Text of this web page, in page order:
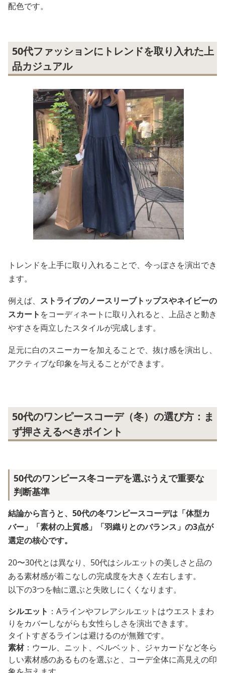
配色です。
50代ファッションにトレンドを取り入れた上
品カジュアル
トレンドを上手に取り入れることで、今っぽさを演出でき
ます。
例えば、 ストライプのノースリーブトップスやネイビーの
スカート をコーディネートに取り入れると、上品さと動き
やすさを両立したスタイルが完成します。
足元に白のスニーカーを加えることで、抜け感を演出し、
アクティブな印象を与えることができます。
50代のワンピースコーデ（冬）の選び方：ま
ず押さえるべきポイント
50代のワンピース冬コーデを選ぶうえで重要な
判断基準
結論から言うと、50代の冬ワンピースコーデは「体型カ
バー」「素材の上質感」「羽織りとのバランス」の3点が
選定の核心です。
20〜30代とは異なり、50代はシルエットの美しさと品の
ある素材感が着こなしの完成度を大きく左右します。
以下の3つを軸に選ぶと失敗しにくくなります。
シルエット ：Aラインやフレアシルエットはウエストまわ
りをカバーしながらも女性らしさを演出できます。
タイトすぎるラインは避けるのが無難です。
素材：ウール、ニット、ベルベット、ジャカードなど冬ら
しい素材感のあるものを選ぶと、コーデ全体に高見えの印